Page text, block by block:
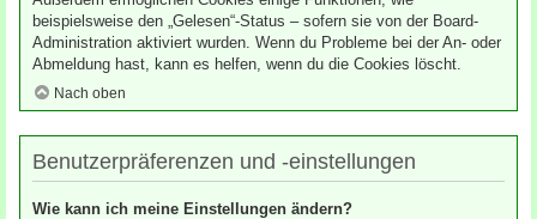
beispielsweise den „Gelesen“-Status – sofern sie von der Board-
Administration aktiviert wurden. Wenn du Probleme bei der An- oder
Abmeldung hast, kann es helfen, wenn du die Cookies löscht.
Nach oben
Benutzerpräferenzen und -einstellungen
Wie kann ich meine Einstellungen ändern?